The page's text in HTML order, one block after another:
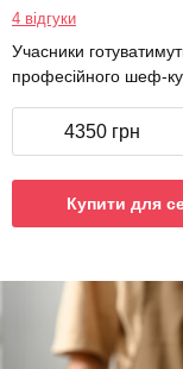
4 відгуки
Учасники
професійного шеф-
4350 грн
Купити для